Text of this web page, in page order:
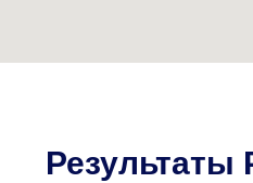
Результаты